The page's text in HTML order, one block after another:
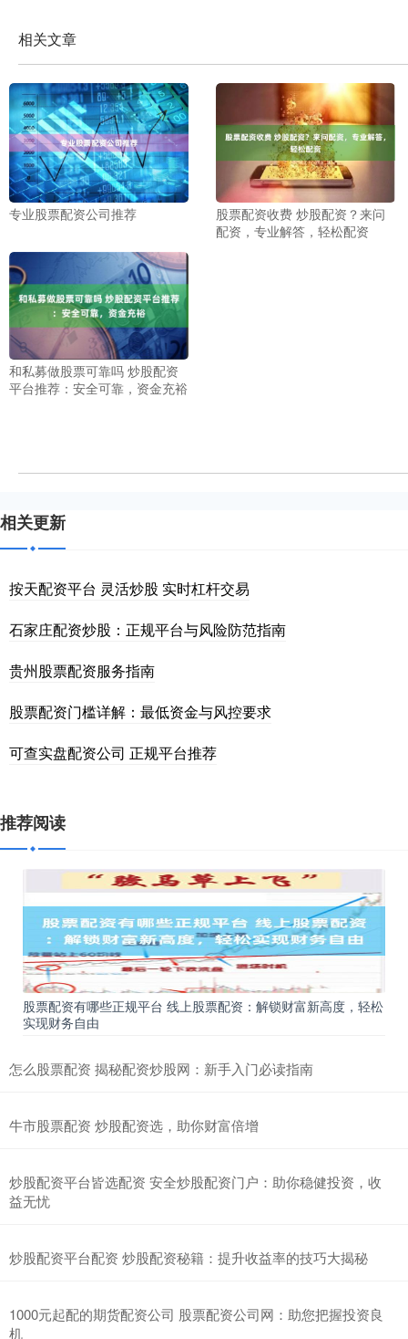
相关文章
专业股票配资公司推荐
股票配资收费 炒股配资？来问
配资，专业解答，轻松配资
和私募做股票可靠吗 炒股配资
平台推荐：安全可靠，资金充裕
相关更新
按天配资平台 灵活炒股 实时杠杆交易
石家庄配资炒股：正规平台与风险防范指南
贵州股票配资服务指南
股票配资门槛详解：最低资金与风控要求
可查实盘配资公司 正规平台推荐
推荐阅读
股票配资有哪些正规平台 线上股票配资：解锁财富新高度，轻松
实现财务自由
怎么股票配资 揭秘配资炒股网：新手入门必读指南
牛市股票配资 炒股配资选，助你财富倍增
炒股配资平台皆选配资 安全炒股配资门户：助你稳健投资，收
益无忧
炒股配资平台配资 炒股配资秘籍：提升收益率的技巧大揭秘
1000元起配的期货配资公司 股票配资公司网：助您把握投资良
机